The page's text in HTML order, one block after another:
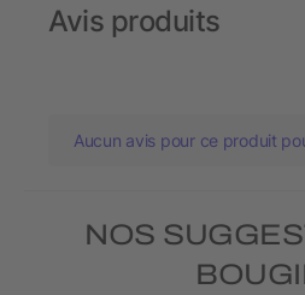
Avis produits
Aucun avis pour ce produit
NOS